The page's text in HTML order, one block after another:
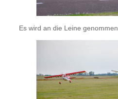
Es wird an die Leine genommen